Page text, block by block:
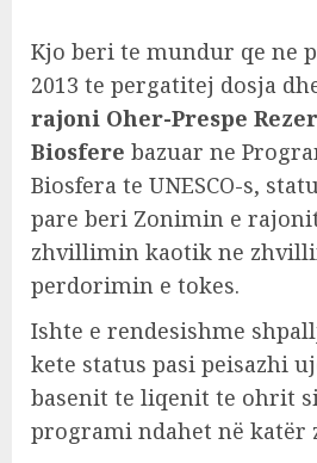
Kjo beri te mundur qe ne
2013 te pergatitej dosja
rajoni Oher-Prespe
Biosfere bazuar ne
Biosfera te UNESCO-s,
pare beri Zonimin e
zhvillimin kaotik ne
perdorimin e tokes.
Ishte e rendesishme
kete status pasi peisazhi
basenit te liqenit te ohrit
programi ndahet në katër